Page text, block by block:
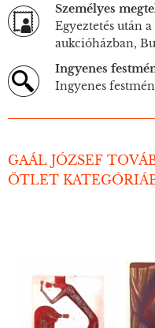
Személyes
Egyeztetés után
aukcióházban,
Ingyenes
Ingyenes
GAÁL JÓZSEF
ÖTLET